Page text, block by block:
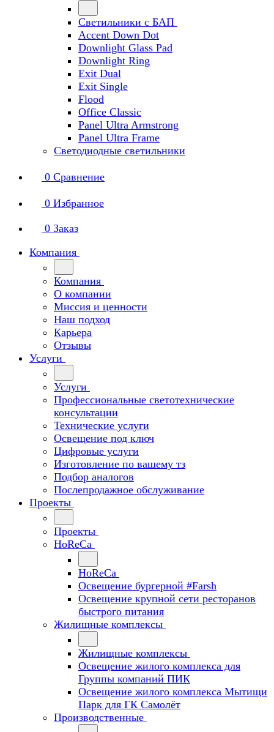
Светильники с БАП
Accent Down Dot
Downlight Glass Pad
Downlight Ring
Exit Dual
Exit Single
Flood
Office Classic
Panel Ultra Armstrong
Panel Ultra Frame
Светодиодные светильники
0 Сравнение
0 Избранное
0 Заказ
Компания
Компания
О компании
Миссия и ценности
Наш подход
Карьера
Отзывы
Услуги
Услуги
Профессиональные светотехнические
консультации
Технические услуги
Освещение под ключ
Цифровые услуги
Изготовление по вашему тз
Подбор аналогов
Послепродажное обслуживание
Проекты
Проекты
HoReCa
HoReCa
Освещение бургерной #Farsh
Освещение крупной сети ресторанов
быстрого питания
Жилищные комплексы
Жилищные комплексы
Освещение жилого комплекса для
Группы компаний ПИК
Освещение жилого комплекса Мытищи
Парк для ГК Самолёт
Производственные